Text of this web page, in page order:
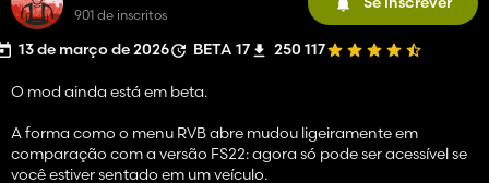
901 de inscritos
13 de março de 2026 BETA 17 250 117
O mod ainda está em beta.
A forma como o menu RVB abre mudou ligeiramente em
comparação com a versão FS22: agora só pode ser acessível se
você estiver sentado em um veículo.